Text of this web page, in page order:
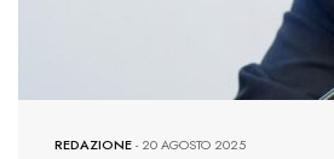
REDAZIONE-20 AGOSTO 2025